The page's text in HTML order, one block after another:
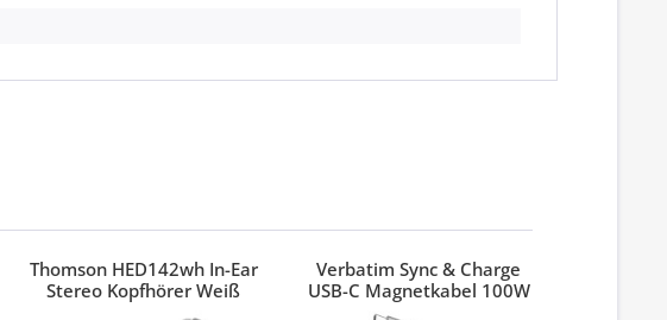
Thomson HED142wh In-Ear
Stereo Kopfhörer Weiß
Verbatim Sync & Charge
USB-C Magnetkabel 100W